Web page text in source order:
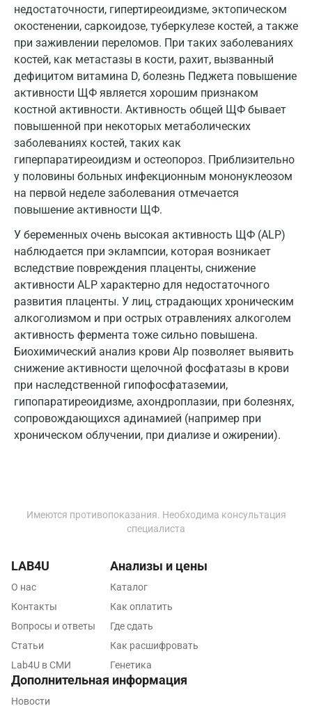
недостаточности, гипертиреоидизме, эктопическом
окостенении, саркоидозе, туберкулезе костей, а также
при заживлении переломов. При таких заболеваниях
костей, как метастазы в кости, рахит, вызванный
дефицитом витамина D, болезнь Педжета повышение
активности ЩФ является хорошим признаком
костной активности. Активность общей ЩФ бывает
повышенной при некоторых метаболических
заболеваниях костей, таких как
гиперпаратиреоидизм и остеопороз. Приблизительно
у половины больных инфекционным мононуклеозом
на первой неделе заболевания отмечается
повышение активности ЩФ.
У беременных очень высокая активность ЩФ (ALP)
наблюдается при эклампсии, которая возникает
вследствие повреждения плаценты, снижение
активности ALP характерно для недостаточного
развития плаценты. У лиц, страдающих хроническим
алкоголизмом и при острых отравлениях алкоголем
активность фермента тоже сильно повышена.
Биохимический анализ крови Alp позволяет выявить
снижение активности щелочной фосфатазы в крови
при наследственной гипофосфатаземии,
гипопаратиреоидизме, ахондроплазии, при болезнях,
сопровождающихся адинамией (например при
хроническом облучении, при диализе и ожирении).
Ногинск
Обнинск
Одинцово
Омск
Орел
Оренбург
Орехово-Зуево
Павловский посад
Пермь
Петрозаводск
Подольск
Псков
Пушкино
Пятигорск
Раменское
Рыбинск
Саратов
Сергиев Посад
Серпухов
Смоленск
Имеются противопоказания. Необходима консультация
специалиста
LAB4U
О нас
Контакты
Вопросы и ответы
Статьи
Lab4U в СМИ
Анализы и цены
Каталог
Как оплатить
Где сдать
Как расшифровать
Генетика
Дополнительная информация
Новости